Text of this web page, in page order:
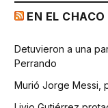
EN EL CHACO
Detuvieron a una
Perrando
Murió Jorge Messi,